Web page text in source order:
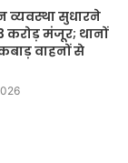
व्यवस्था सुधारने
करोड़ मंजूर; थानों
वाहनों से